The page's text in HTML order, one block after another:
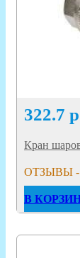
322.7
Кран
ОТЗЫВЫ -
В